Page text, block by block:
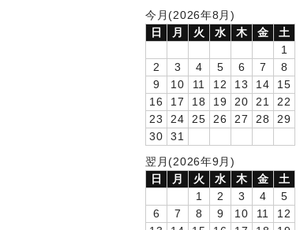
今月(2026年8月)
日
月 火 水 木 金
土
1
2
3 4 5 6 7
8
9
10 11 12 13 14
15
16
17 18 19 20 21
22
23
24 25 26 27 28
29
30
31
翌月(2026年9月)
日
月 火 水 木 金
土
1
2 3 4
5
6
7 8 9 10 11
12